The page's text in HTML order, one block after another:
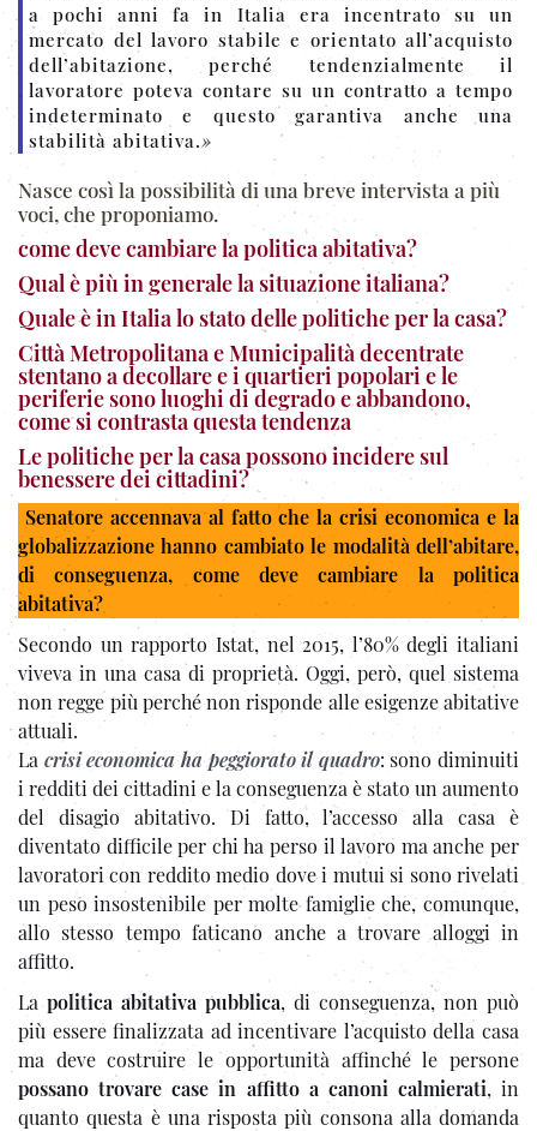
a pochi anni fa in Italia era incentrato su un
mercato del lavoro stabile e orientato all’acquisto
dell’abitazione, perché tendenzialmente il
lavoratore poteva contare su un contratto a tempo
indeterminato e questo garantiva anche una
stabilità abitativa.»
Nasce così la possibilità di una breve intervista a più
voci, che proponiamo.
come deve cambiare la politica abitativa?
Qual è più in generale la situazione italiana?
Quale è in Italia lo stato delle politiche per la casa?
Città Metropolitana e Municipalità decentrate
stentano a decollare e i quartieri popolari e le
periferie sono luoghi di degrado e abbandono,
come si contrasta questa tendenza
Le politiche per la casa possono incidere sul
benessere dei cittadini?
Senatore accennava al fatto che la crisi economica e la
globalizzazione hanno cambiato le modalità dell’abitare,
di conseguenza, come deve cambiare la politica
abitativa?
Secondo un rapporto Istat, nel 2015, l’80% degli italiani
viveva in una casa di proprietà. Oggi, però, quel sistema
non regge più perché non risponde alle esigenze abitative
attuali.
La crisi economica ha peggiorato il quadro: sono diminuiti
i redditi dei cittadini e la conseguenza è stato un aumento
del disagio abitativo. Di fatto, l’accesso alla casa è
diventato difficile per chi ha perso il lavoro ma anche per
lavoratori con reddito medio dove i mutui si sono rivelati
un peso insostenibile per molte famiglie che, comunque,
allo stesso tempo faticano anche a trovare alloggi in
affitto.
La politica abitativa pubblica, di conseguenza, non può
più essere finalizzata ad incentivare l’acquisto della casa
ma deve costruire le opportunità affinché le persone
possano trovare case in affitto a canoni calmierati, in
quanto questa è una risposta più consona alla domanda